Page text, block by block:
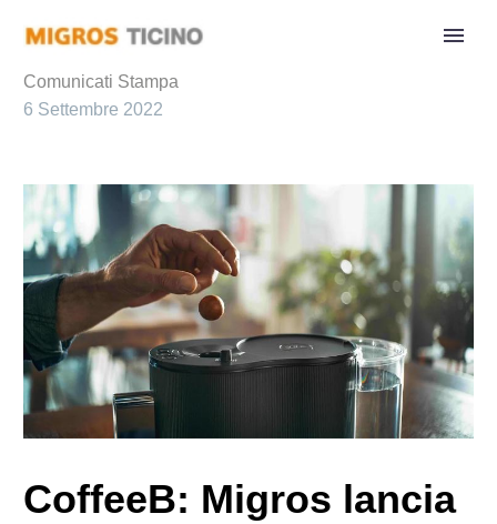
Comunicati Stampa
6 Settembre 2022
CoffeeB: Migros lancia